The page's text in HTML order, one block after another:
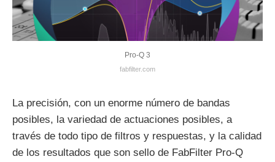
Pro-Q 3
fabfilter.com
La precisión, con un enorme número de bandas
posibles, la variedad de actuaciones posibles, a
través de todo tipo de filtros y respuestas, y la calidad
de los resultados que son sello de FabFilter Pro-Q